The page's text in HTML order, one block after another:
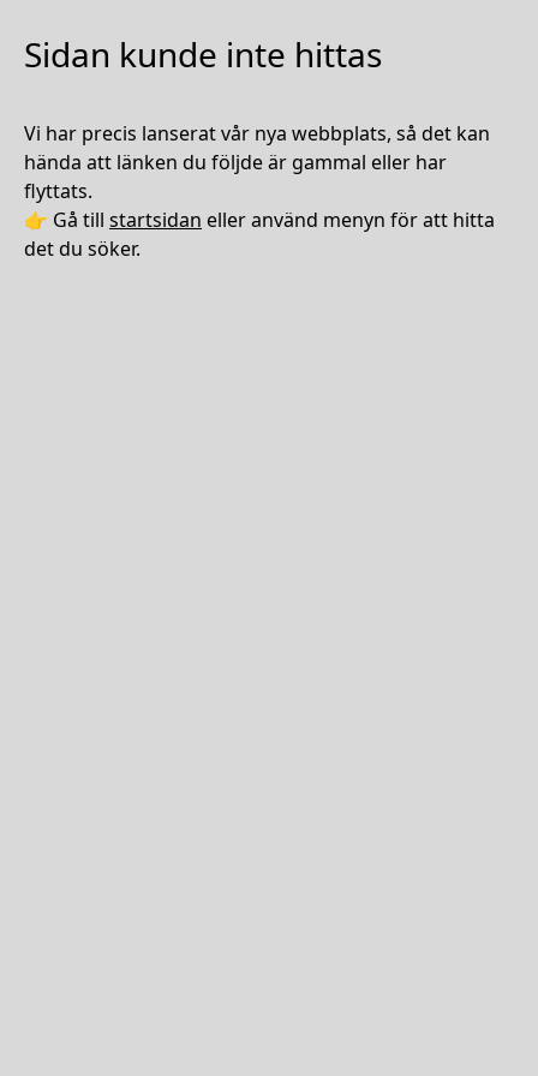
Sidan kunde inte hittas
Vi har precis lanserat vår nya webbplats, så det kan
hända att länken du följde är gammal eller har
flyttats.
👉 Gå till startsidan eller använd menyn för att hitta
det du söker.